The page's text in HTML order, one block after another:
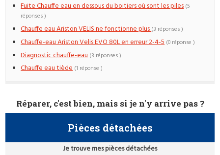
Fuite Chauffe eau en dessous du boitiers où sont les piles (5
réponses )
Chauffe eau Ariston VELIS ne fonctionne plus(3 réponses )
Chauffe-eau Ariston Velis EVO 80L en erreur 2-4-5 (0 réponse )
Diagnostic chauffe-eau (3 réponses )
Chauffe eau tiède (1 réponse )
Réparer, c'est bien, mais si je n'y arrive pas ?
Pièces détachées
Je trouve mes pièces détachées